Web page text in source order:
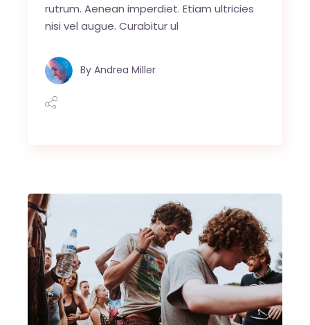
rutrum. Aenean imperdiet. Etiam ultricies
nisi vel augue. Curabitur ul
By Andrea Miller